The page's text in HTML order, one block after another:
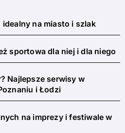
na miasto i szlak
sportowa dla niej i dla niego
Najlepsze serwisy w
i Łodzi
na imprezy i festiwale w